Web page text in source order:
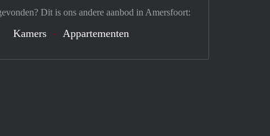
Dit is ons andere aanbod in Amersfoort:
Kamers Appartementen